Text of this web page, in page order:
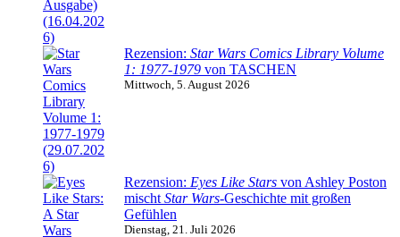
Rezension: Star Wars Comics Library Volume
1: 1977-1979 von TASCHEN
Mittwoch, 5. August 2026
Rezension: Eyes Like Stars von Ashley Poston
mischt Star Wars-Geschichte mit großen
Gefühlen
Dienstag, 21. Juli 2026